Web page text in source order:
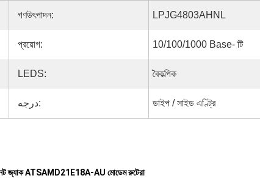
গণউৎপাদন: LPJG4803AHNL
প্রয়োগ: 10/100/1000 Base- টি
LEDS: বৈকল্পিক
درجه: ডাইপ / সাইড এণ্ট্রি
জ্যাক ATSAMD21E18A-AU মোডেম রুটেরা